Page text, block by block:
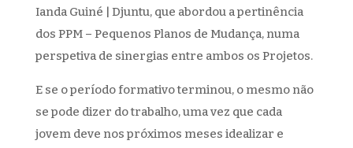
Ianda Guiné | Djuntu, que abordou a pertinência
dos PPM – Pequenos Planos de Mudança, numa
perspetiva de sinergias entre ambos os Projetos.
E se o período formativo terminou, o mesmo não
se pode dizer do trabalho, uma vez que cada
jovem deve nos próximos meses idealizar e